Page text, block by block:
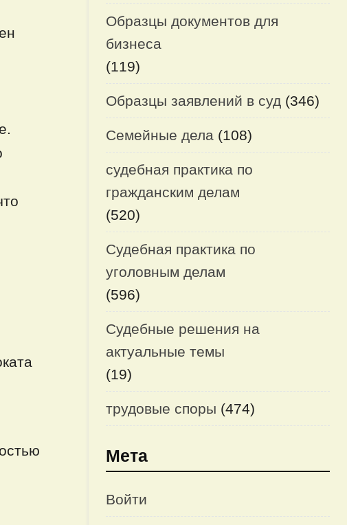
Образцы документов для
бизнеса
(119)
Образцы заявлений в суд(346)
Семейные дела(108)
судебная практика по
гражданским делам
(520)
Судебная практика по
уголовным делам
(596)
Судебные решения на
актуальные темы
(19)
трудовые споры (474)
Мета
Войти